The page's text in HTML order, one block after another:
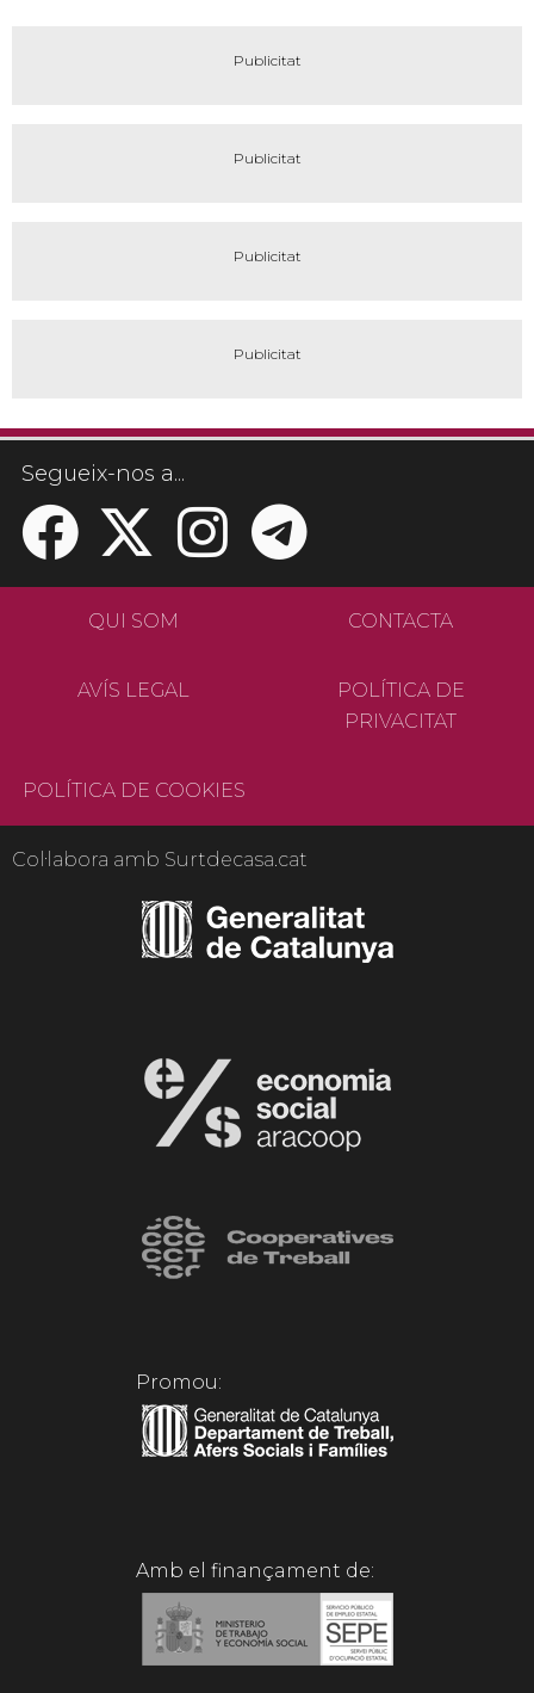
Segueix-nos a...
QUI SOM CONTACTA
AVÍS LEGAL
POLÍTICA DE
PRIVACITAT
POLÍTICA DE COOKIES
Col·labora amb Surtdecasa.cat
Promou:
Amb el finançament de: